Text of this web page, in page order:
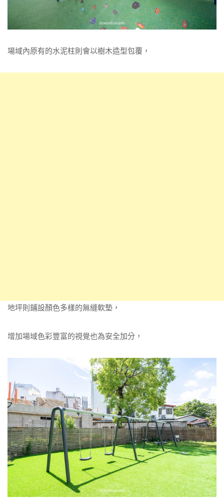
場域內原有的水泥柱則會以樹木造型包覆，
地坪則鋪設顏色多樣的無縫軟墊，
增加場域色彩豐富的視覺也為安全加分，